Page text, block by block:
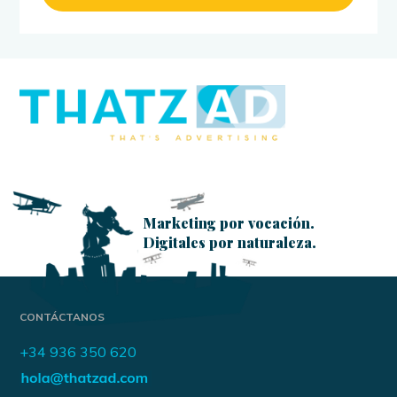
Marketing por vocación.
Digitales por naturaleza.
CONTÁCTANOS
+34 936 350 620